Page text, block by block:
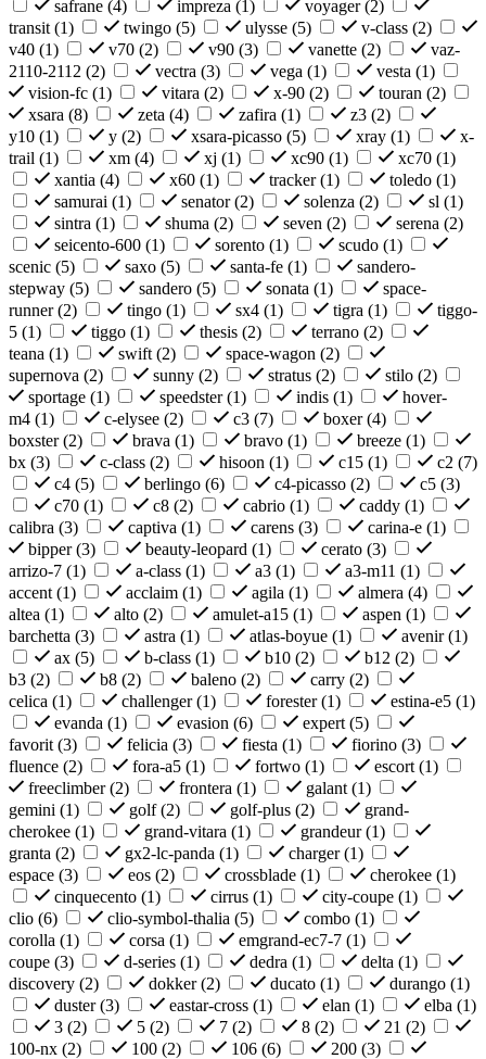
safrane (4) impreza (1 ) voyager (2)
transit (1) twingo (5) ulysse (5) v-class (2)
v40 (1) v70 (2) v90 (3) vanette (2)
vaz-
2110-2112 (2) vectra (3) vega (1) vesta (1)
vision-fc (1) vitara (2) x-90 (2) touran (2)
xsara (8) zeta (4) zafira (1) z3 (2)
y10 (1) y (2) xsara-picasso (5) xray (1)
x-
trail (1) xm (4) xj (1) xc90 (1) xc70 (1)
xantia (4) x60 (1) tracker (1) toledo (1)
samurai (1) senator (2) solenza (2) sl (1)
sintra (1) shuma (2) seven (2) serena (2)
seicento-600 (1) sorento (1) scudo (1)
scenic (5) saxo (5) santa-fe (1)
sandero-
stepway (5) sandero (5) sonata (1)
space-
runner (2) tingo (1) sx4 (1) tigra (1)
tiggo-
5 (1) tiggo (1) thesis (2) terrano (2)
teana (1) swift (2) space-wagon (2)
supernova (2) sunny (2) stratus (2) stilo (2)
sportage (1) speedster (1) indis (1)
hover-
m4 (1) c-elysee (2) c3 (7) boxer (4)
boxster (2) brava (1) bravo (1) breeze (1)
bx (3) c-class (2) hisoon (1) c15 (1) c2 (7)
c4 (5) berlingo (6) c4-picasso (2) c5 (3)
c70 (1) c8 (2) cabrio (1) caddy (1)
calibra (3) captiva (1) carens (3) carina-e (1)
bipper (3) beauty-leopard (1) cerato (3)
arrizo-7 (1) a-class (1) a3 (1) a3-m11 (1)
accent (1) acclaim (1) agila (1) almera (4)
altea (1) alto (2) amulet-a15 (1) aspen (1)
barchetta (3) astra (1) atlas-boyue (1) avenir (1)
ax (5) b-class (1) b10 (2) b12 (2)
b3 (2) b8 (2) baleno (2) carry (2)
celica (1) challenger (1) forester (1) estina-e5 (1)
evanda (1) evasion (6) expert (5)
favorit (3) felicia (3) fiesta (1) fiorino (3)
fluence (2) fora-a5 (1) fortwo (1) escort (1)
freeclimber (2) frontera (1) galant (1)
gemini (1) golf (2) golf-plus (2)
grand-
cherokee (1) grand-vitara (1) grandeur (1)
granta (2) gx2-lc-panda (1) charger (1)
espace (3) eos (2) crossblade (1) cherokee (1)
cinquecento (1) cirrus (1) city-coupe (1)
clio (6) clio-symbol-thalia (5) combo (1)
corolla (1) corsa (1) emgrand-ec7-7 (1)
coupe (3) d-series (1) dedra (1) delta (1)
discovery (2) dokker (2) ducato (1) durango (1)
duster (3) eastar-cross (1) elan (1) elba (1)
3 (2) 5 (2) 7 (2) 8 (2) 21 (2)
100-nx (2) 100 (2) 106 (6) 200 (3)